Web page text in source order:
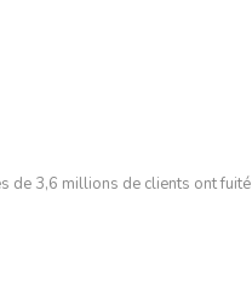
de 3,6 millions de clients ont fuité